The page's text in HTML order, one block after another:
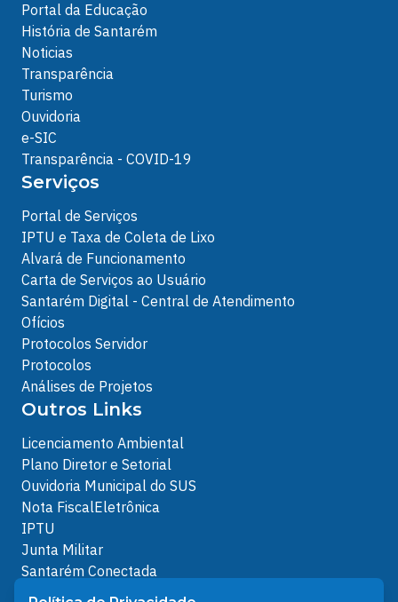
Portal da Educação
História de Santarém
Noticias
Transparência
Turismo
Ouvidoria
e-SIC
Transparência - COVID-19
Serviços
Portal de Serviços
IPTU e Taxa de Coleta de Lixo
Alvará de Funcionamento
Carta de Serviços ao Usuário
Santarém Digital - Central de Atendimento
Ofícios
Protocolos Servidor
Protocolos
Análises de Projetos
Outros Links
Licenciamento Ambiental
Plano Diretor e Setorial
Ouvidoria Municipal do SUS
Nota FiscalEletrônica
IPTU
Junta Militar
Santarém Conectada
Política de Privacidade